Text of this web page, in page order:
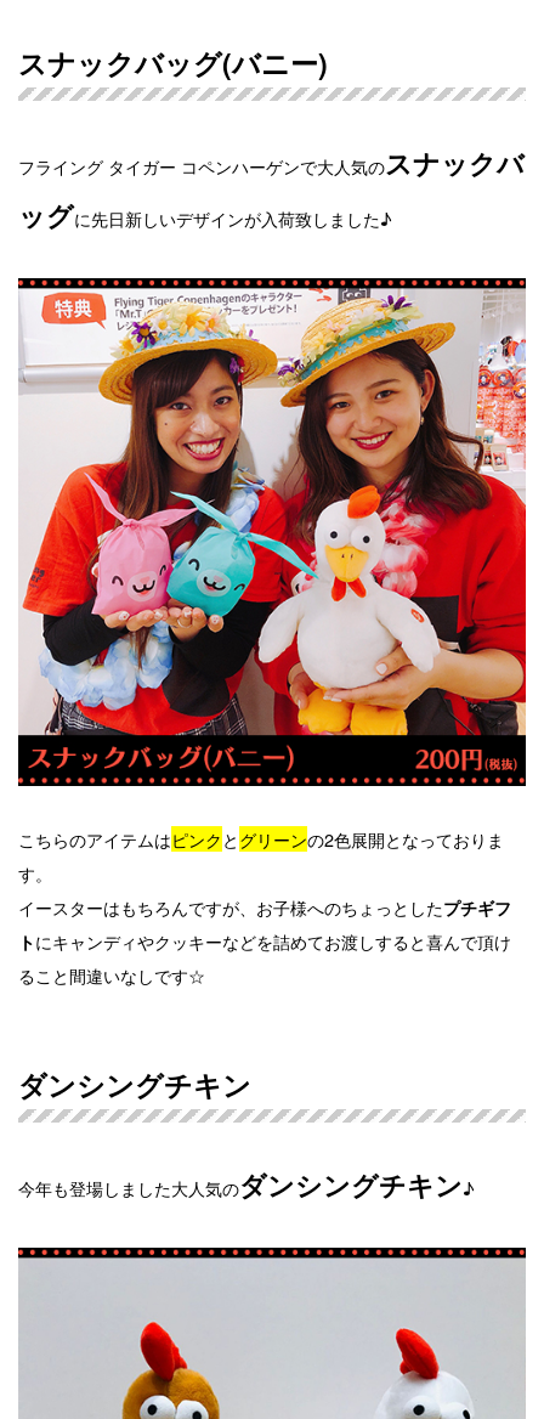
スナックバッグ(バニー)
フライング タイガー コペンハーゲンで大人気のスナックバ
ッグに先日新しいデザインが入荷致しました♪
こちらのアイテムはピンクとグリーンの2色展開となっておりま
す。
イースターはもちろんですが、お子様へのちょっとしたプチギフ
トにキャンディやクッキーなどを詰めてお渡しすると喜んで頂け
ること間違いなしです☆
ダンシングチキン
今年も登場しました大人気のダンシングチキン♪